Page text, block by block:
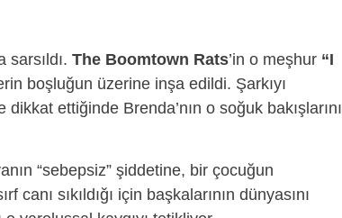
The Boomtown Rats’in o meşhur “I
boşluğun üzerine inşa edildi. Şarkıyı
ettiğinde Brenda’nın o soğuk bakışlarını
“sebepsiz” şiddetine, bir çocuğun
sıkıldığı için başkalarının dünyasını